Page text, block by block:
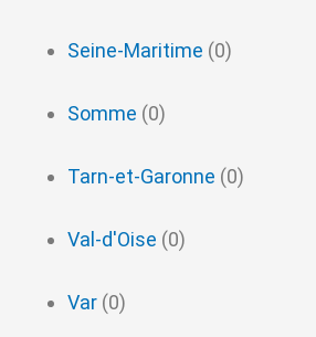
Seine-Maritime (0)
Somme (0)
Tarn-et-Garonne (0)
Val-d'Oise (0)
Var (0)